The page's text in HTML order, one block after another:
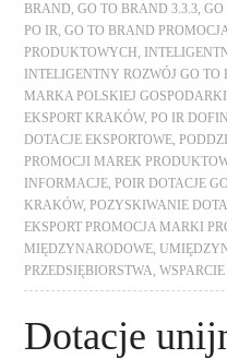
BRAND ,GO TO BRAND 3.3.3 ,GO
PO IR ,GO TO BRAND
PRODUKTOWYCH
INTELIGENTNY ROZWÓJ GO TO
MARKA POLSKIEJ GOSPODARKI
EKSPORT KRAKÓW,PO IR
DOTACJE EKSPORTOWE ,
PROMOCJI MAREK
INFORMACJE ,POIR DOTACJE
KRAKÓW,POZYSKIWANIE
EKSPORT PROMOCJA MARKI
MIĘDZYNARODOWE ,
PRZEDSIĘBIORSTWA ,
Dotacje